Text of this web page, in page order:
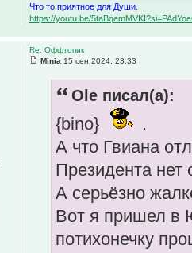
Что то приятное для Души.
https://youtu.be/
Re: Оффтопик
Minia 15 сен 2024, 23:33
Ole писал(а):
{bino}
.
А что Гвиана
Президента нет
А серьёзно
Вот я пришел в
потихонечку